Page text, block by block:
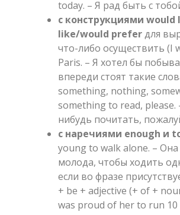
today. – Я рад быть с
с конструкциями would
like/would preferдля
что-либо осуществить (I
Paris. – Я хотел бы
впереди стоят такие
something, nothing,
something to read,
нибудь почитать,
с наречиями enough и
young to walk alone. –
молода, чтобы ходить
если во фразе
+ be + adjective (+ of +
was proud of her to run